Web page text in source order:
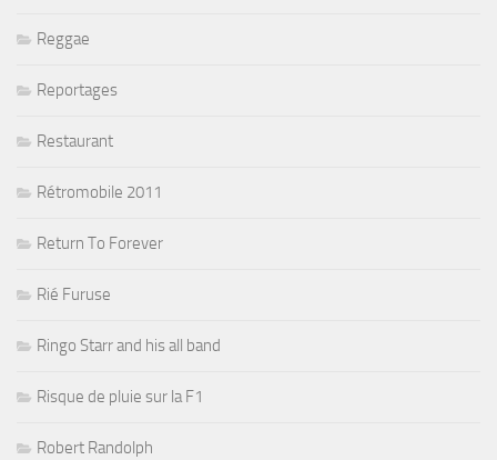
Reggae
Reportages
Restaurant
Rétromobile 2011
Return To Forever
Rié Furuse
Ringo Starr and his all band
Risque de pluie sur la F1
Robert Randolph